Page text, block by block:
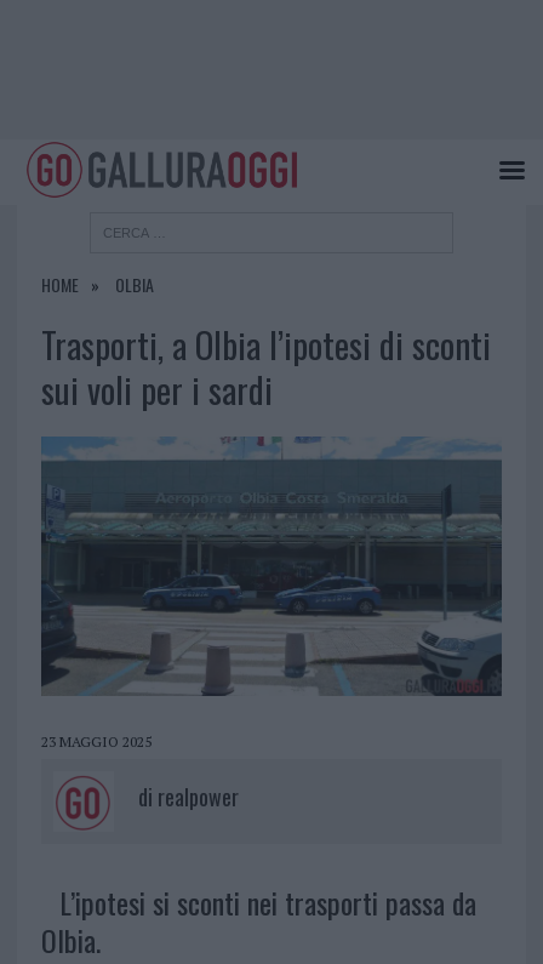
HOME OLBIA
Trasporti, a Olbia l’ipotesi di sconti
sui voli per i sardi
23 MAGGIO 2025
di realpower
L’ipotesi si sconti nei trasporti passa da
Olbia.